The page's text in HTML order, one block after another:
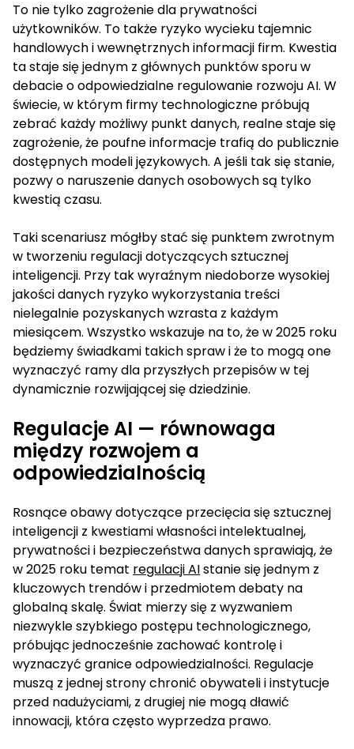
To nie tylko zagrożenie dla prywatności
użytkowników. To także ryzyko wycieku tajemnic
handlowych i wewnętrznych informacji firm. Kwestia
ta staje się jednym z głównych punktów sporu w
debacie o odpowiedzialne regulowanie rozwoju AI. W
świecie, w którym firmy technologiczne próbują
zebrać każdy możliwy punkt danych, realne staje się
zagrożenie, że poufne informacje trafią do publicznie
dostępnych modeli językowych. A jeśli tak się stanie,
pozwy o naruszenie danych osobowych są tylko
kwestią czasu.
Taki scenariusz mógłby stać się punktem zwrotnym
w tworzeniu regulacji dotyczących sztucznej
inteligencji. Przy tak wyraźnym niedoborze wysokiej
jakości danych ryzyko wykorzystania treści
nielegalnie pozyskanych wzrasta z każdym
miesiącem. Wszystko wskazuje na to, że w 2025 roku
będziemy świadkami takich spraw i że to mogą one
wyznaczyć ramy dla przyszłych przepisów w tej
dynamicznie rozwijającej się dziedzinie.
Regulacje AI — równowaga
między rozwojem a
odpowiedzialnością
Rosnące obawy dotyczące przecięcia się sztucznej
inteligencji z kwestiami własności intelektualnej,
prywatności i bezpieczeństwa danych sprawiają, że
w 2025 roku temat regulacji AIstanie się jednym z
kluczowych trendów i przedmiotem debaty na
globalną skalę. Świat mierzy się z wyzwaniem
niezwykle szybkiego postępu technologicznego,
próbując jednocześnie zachować kontrolę i
wyznaczyć granice odpowiedzialności. Regulacje
muszą z jednej strony chronić obywateli i instytucje
przed nadużyciami, z drugiej nie mogą dławić
innowacji, która często wyprzedza prawo.